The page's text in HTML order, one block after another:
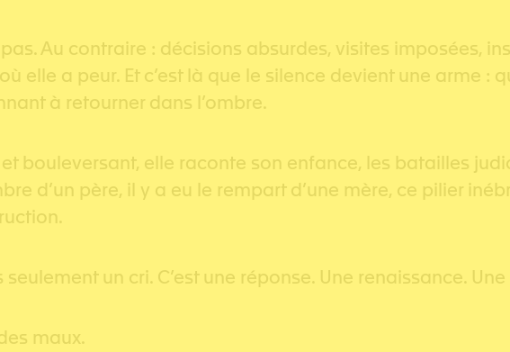
Au contraire : décisions absurdes, visites imposées,
elle a peur. Et c’est là que le silence devient une arme :
à retourner dans l’ombre.
bouleversant, elle raconte son enfance, les batailles
d’un père, il y a eu le rempart d’une mère, ce pilier
seulement un cri. C’est une réponse. Une renaissance.
maux.